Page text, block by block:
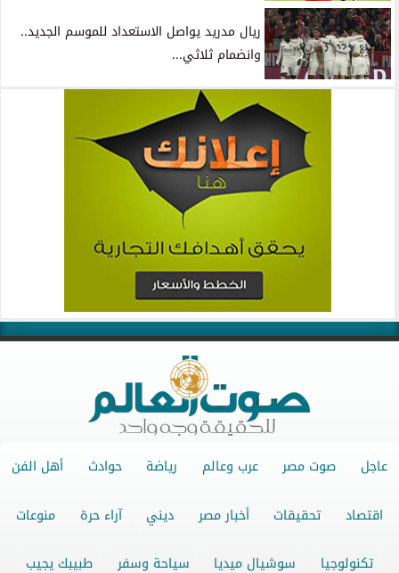
ريال مدريد يواصل الاستعداد للموسم الجديد..
وانضمام ثلاثي...
عاجل صوت مصر عرب وعالم رياضة حوادث أهل الفن
اقتصاد تحقيقات أخبار مصر ديني آراء حرة منوعات
تكنولوجيا سوشيال ميديا سياحة وسفر طبيبك يجيب